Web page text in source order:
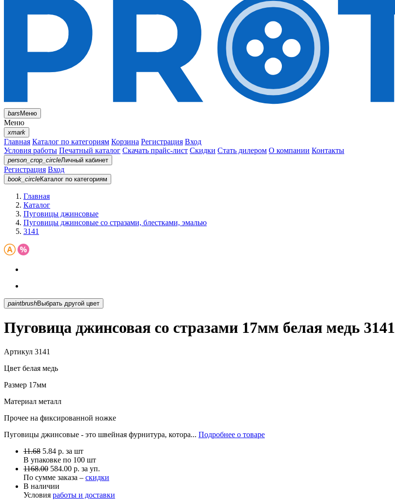
barsМеню
Меню
xmark
Главная Каталог по категориям Корзина Регистрация Вход
Условия работы Печатный каталог Скачать прайс-лист Скидки Стать дилером О компании Контакты
person_crop_circleЛичный кабинет
Регистрация Вход
book_circleКаталог по категориям
Главная
Каталог
Пуговицы джинсовые
Пуговицы джинсовые со стразами, блестками, эмалью
3141
paintbrush Выбрать другой цвет
Пуговица джинсовая со стразами 17мм белая медь 3141
Артикул 3141
Цвет белая медь
Размер 17мм
Материал металл
Прочее на фиксированной ножке
Пуговицы джинсовые - это швейная фурнитура, котора... Подробнее о товаре
11.68 5.84 р. за шт
В упаковке по 100 шт
1168.00 584.00 р. за уп.
По сумме заказа – скидки
В наличии
Условия работы и доставки